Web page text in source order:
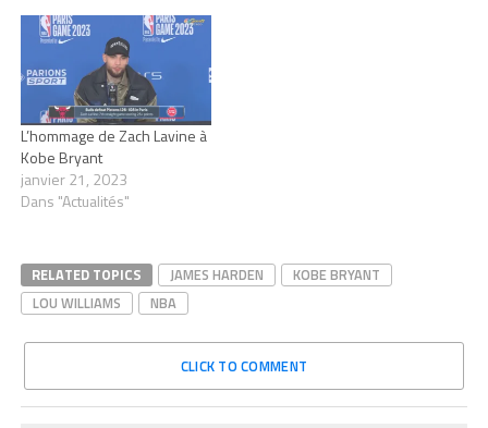
L’hommage de Zach Lavine à
Kobe Bryant
janvier 21, 2023
Dans "Actualités"
RELATED TOPICS JAMES HARDEN
KOBE BRYANT
LOU WILLIAMS
NBA
CLICK TO COMMENT